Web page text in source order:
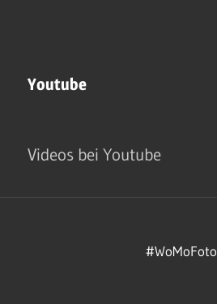
Youtube
Videos bei Youtube
#WoMoFoto